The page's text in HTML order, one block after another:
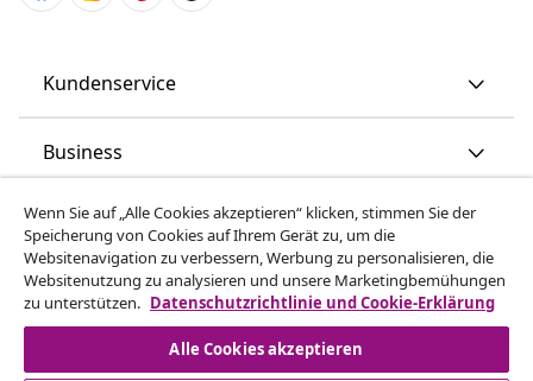
Kundenservice
Business
vidaXL
Mehr entdecken
Wenn Sie auf „Alle Cookies akzeptieren“ klicken, stimmen Sie der
Speicherung von Cookies auf Ihrem Gerät zu, um die
Websitenavigation zu verbessern, Werbung zu personalisieren, die
Websitenutzung zu analysieren und unsere Marketingbemühungen
zu unterstützen. Datenschutzrichtlinie und Cookie-Erklärung
Alle Cookies akzeptieren